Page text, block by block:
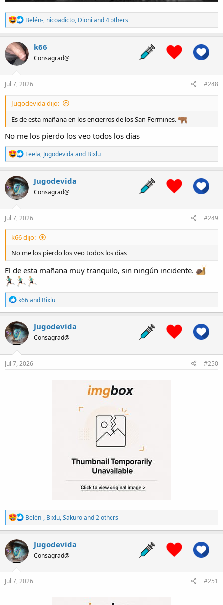
R
e
a
c
t
i
n
s
Belén-, nicoadicto, Dioni and 4 others
k66
Consagrad@
Jul 7, 2026 #248
Jugodevida dijo:
Es de esta mañana en los encierros de los San Fermines.
No me los pierdo los veo todos los dias
R
e
a
c
t
i
n
s
Leela, Jugodevida and Bixlu
Jugodevida
Consagrad@
Jul 7, 2026 #249
k66 dijo:
No me los pierdo los veo todos los dias
El de esta mañana muy tranquilo, sin ningún incidente.
R
e
a
c
t
i
o
n
s
k66and Bixlu
Jugodevida
Consagrad@
Jul 7, 2026 #250
R
e
a
c
t
i
n
s
Belén-, Bixlu,Sakuroand 2 others
Jugodevida
Consagrad@
Jul 7, 2026 #251